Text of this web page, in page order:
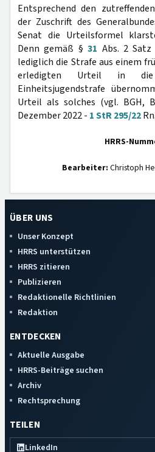
Entsprechend den
der Zuschrift des
Senat die Urteilsformel
Denn gemäß §31 Abs. 2
lediglich die Strafe aus einem
erledigten Urteil in
Einheitsjugendstrafe
Urteil als solches (vgl. BGH,
Dezember 2022 - 1 StR 295/22
HRRS-
Bearbeiter: Christoph
ÜBER UNS
Unser Konzept
HRRS unterstützen
HRRS zitieren
Publizieren
Redaktionelle Richtlinien
Redaktion
ENTDECKEN
Aktuelle Ausgabe
HRRS-Beiträge suchen
Archiv
Rechtsprechung
TEILEN
LinkedIn